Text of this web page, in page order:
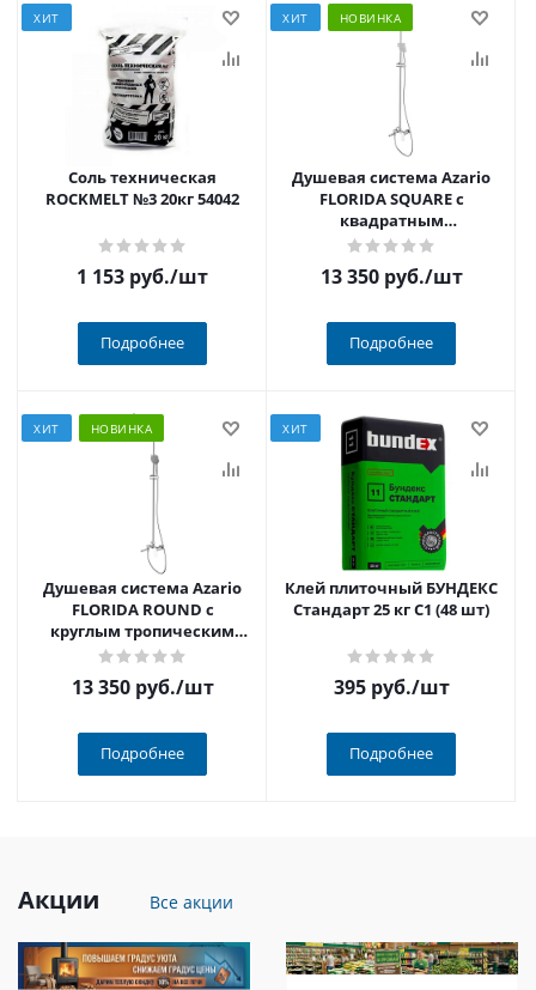
ХИТ
Соль техническая
ROCKMELT №3 20кг 54042
1 153 руб./шт
Подробнее
ХИТ НОВИНКА
Душевая система Azario
FLORIDA SQUARE с
квадратным
тропическим душем,
поворотным изливом,
хром
13 350 руб./шт
Подробнее
ХИТ НОВИНКА
Душевая система Azario
FLORIDA ROUND с
круглым тропическим
душем, поворотным
изливом, хром
13 350 руб./шт
Подробнее
ХИТ
Клей плиточный БУНДЕКС
Стандарт 25 кг С1 (48 шт)
395 руб./шт
Подробнее
Акции Все акции